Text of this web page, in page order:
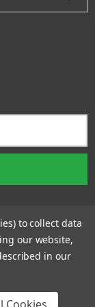
to collect data
our website,
in our